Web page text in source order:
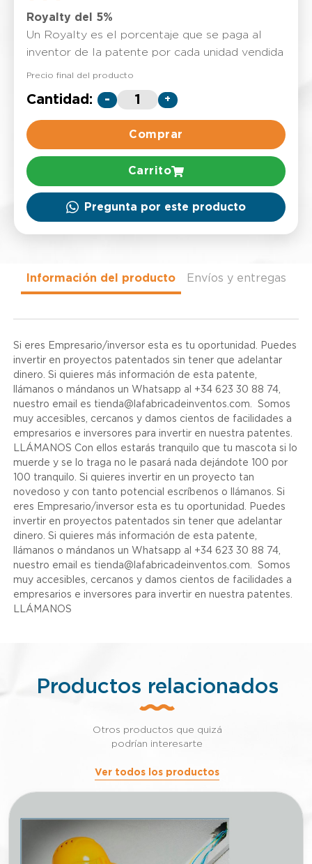
Royalty del 5%
Un Royalty es el porcentaje que se paga al
inventor de la patente por cada unidad vendida
Precio final del producto
Cantidad: - +
Comprar
Carrito
Pregunta por este producto
Información del producto Envíos y entregas
Si eres Empresario/inversor esta es tu oportunidad. Puedes
invertir en proyectos patentados sin tener que adelantar
dinero. Si quieres más información de esta patente,
llámanos o mándanos un Whatsapp al +34 623 30 88 74,
nuestro email es tienda@lafabricadeinventos.com. Somos
muy accesibles, cercanos y damos cientos de facilidades a
empresarios e inversores para invertir en nuestra patentes.
LLÁMANOS Con ellos estarás tranquilo que tu mascota si lo
muerde y se lo traga no le pasará nada dejándote 100 por
100 tranquilo. Si quieres invertir en un proyecto tan
novedoso y con tanto potencial escríbenos o llámanos. Si
eres Empresario/inversor esta es tu oportunidad. Puedes
invertir en proyectos patentados sin tener que adelantar
dinero. Si quieres más información de esta patente,
llámanos o mándanos un Whatsapp al +34 623 30 88 74,
nuestro email es tienda@lafabricadeinventos.com. Somos
muy accesibles, cercanos y damos cientos de facilidades a
empresarios e inversores para invertir en nuestra patentes.
LLÁMANOS
Productos relacionados
Otros productos que quizá
podrían interesarte
Ver todos los productos